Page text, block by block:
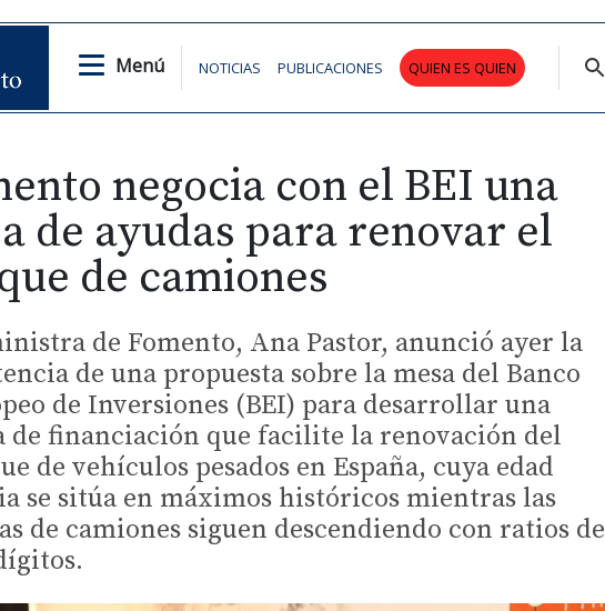
Menú NOTICIAS PUBLICACIONES QUIEN ES QUIEN
negocia con el BEI una
de ayudas para renovar el
de camiones
de Fomento, Ana Pastor, anunció ayer la
de una propuesta sobre la mesa del Banco
de Inversiones (BEI) para desarrollar una
de financiación que facilite la renovación del
de vehículos pesados en España, cuya edad
se sitúa en máximos históricos mientras las
de camiones siguen descendiendo con ratios de